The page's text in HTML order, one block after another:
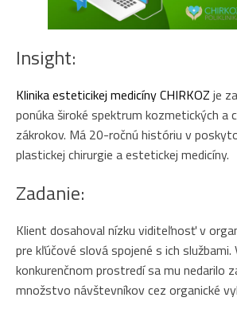
Insight:
Klinika esteticikej medicíny CHIRKOZ je
ponúka široké spektrum kozmetických a
zákrokov. Má 20-ročnú históriu v
plastickej chirurgie a estetickej medicíny.
Zadanie:
Klient dosahoval nízku viditeľnosť v
pre kľúčové slová spojené s ich službami.
konkurenčnom prostredí sa mu nedarilo
množstvo návštevníkov cez organické